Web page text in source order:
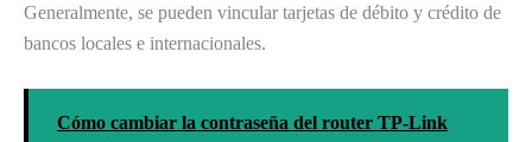
Generalmente, se pueden vincular tarjetas de débito y crédito de
bancos locales e internacionales.
Cómo cambiar la contraseña del router TP-Link